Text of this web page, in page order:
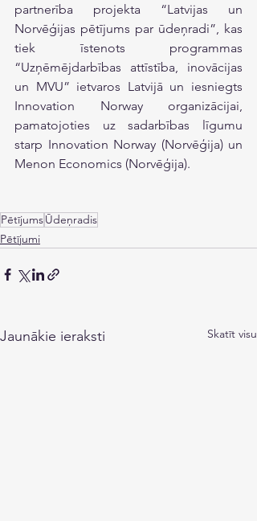
partnerība projekta “Latvijas un
Norvēģijas pētījums par ūdeņradi”, kas
tiek īstenots programmas
“Uzņēmējdarbības attīstība, inovācijas
un MVU” ietvaros Latvijā un iesniegts
Innovation Norway organizācijai,
pamatojoties uz sadarbības līgumu
starp Innovation Norway (Norvēģija) un
Menon Economics (Norvēģija).
PētījumsŪdeņradis
Pētījumi
Jaunākie ieraksti Skatīt visu